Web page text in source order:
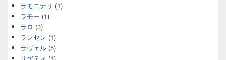
ラモニナリ (1)
ラモー (1)
ラロ (3)
ランセン (1)
ラヴェル (5)
リゲティ (1)